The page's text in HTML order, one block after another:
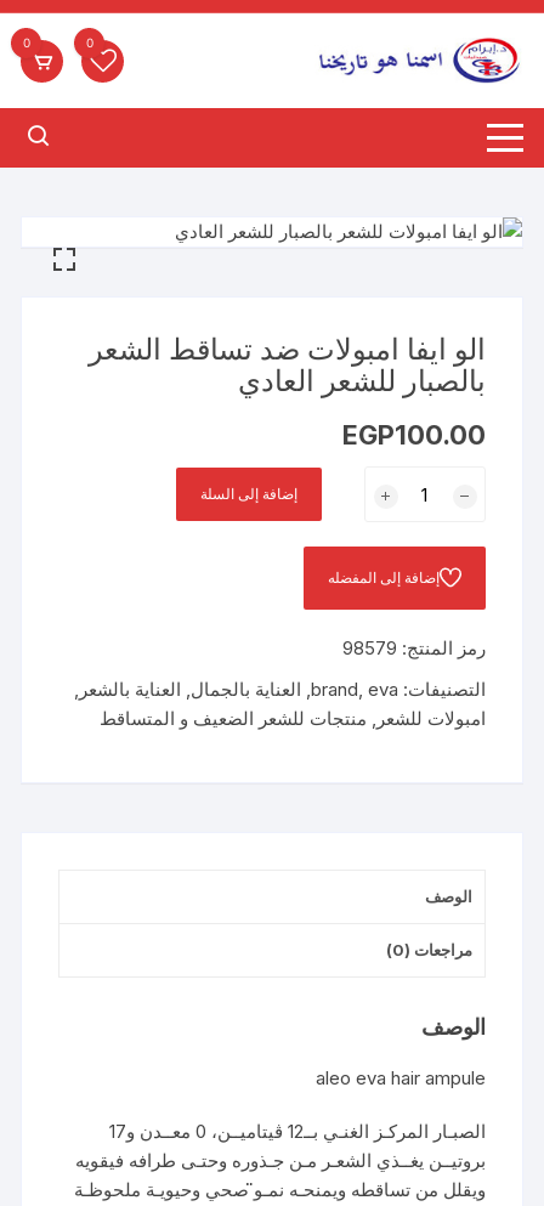
التجاوز
المحتوى
0
0
الو ايفا امبولات ضد تساقط الشعر
بالصبار للشعر العادي
EGP100.00
امبولات
الشعر
بالصبار
للشعر
إضافة إلى السلة
إضافة إلى المفضله
رمز المنتج: 98579
التصنيفات:
brand, eva
, العناية بالجمال, العناية بالشعر ,
امبولات للشعر , منتجات للشعر الضعيف و المتساقط
الوصف
مراجعات (0)
الوصف
aleo eva hair ampule
الصبـار المركـز الغنـي بــ12 ڤيتاميــن، 0 معــدن و17
بروتيــن يغــذي الشعـر مـن جـذوره وحتـى طرافه فيقويه
ويقلل من تساقطه ويمنحـه نمـو̈ صحي وحيويـة ملحوظـة